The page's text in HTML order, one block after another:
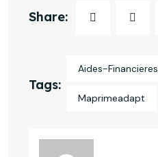
Share:
Tags:
Aides-Financieres
Maprimeadapt